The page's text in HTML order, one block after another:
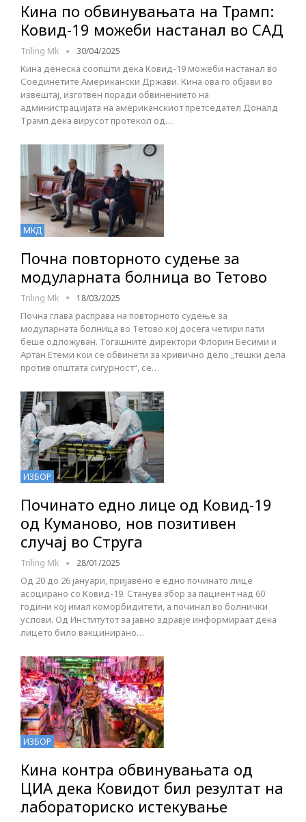
Кина по обвинувањата на Трамп:
Ковид-19 можеби настанал во САД
Triling Mk 30/04/2025
Кина денеска соопшти дека Ковид-19 можеби настанал во
Соединетите Американски Држави. Кина ова го објави во
извештај, изготвен поради обвинението на
администрацијата на американскиот претседател Доналд
Трамп дека вирусот протекол од…
МКД
Почна повторното судење за
модуларната болница во Тетово
Triling Mk 18/03/2025
Почна глава расправа на повторното судење за
модуларната болница во Тетово кој досега четири пати
беше одложуван. Тогашните директори Флорин Бесими и
Артан Етеми кои се обвинети за кривично дело „тешки дела
против општата сигурност“, се…
ИЗБОР
Починато едно лице од Ковид-19
од Куманово, нов позитивен
случај во Струга
Triling Mk 28/01/2025
Од 20 до 26 јануари, пријавено е едно починато лице
асоцирано со Ковид-19. Станува збор за пациент над 60
години кој имал коморбидитети, а починал во болнички
услови. Од Институтот за јавно здравје информираат дека
лицето било вакцинирано…
ИЗБОР
Кина контра обвинувањата од
ЦИА дека Ковидот бил резултат на
лабораториско истекување